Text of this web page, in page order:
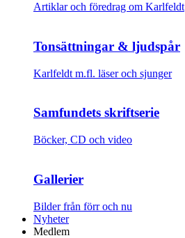
Artiklar och föredrag om Karlfeldt
Tonsättningar & ljudspår
Karlfeldt m.fl. läser och sjunger
Samfundets skriftserie
Böcker, CD och video
Gallerier
Bilder från förr och nu
Nyheter
Medlem